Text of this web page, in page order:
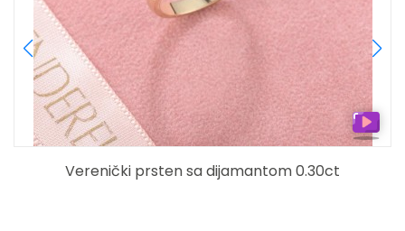
Verenički prsten sa dijamantom 0.30ct